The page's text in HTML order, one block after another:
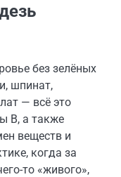
без зелёных
шпинат,
— всё это
B, а также
веществ и
когда за
то «живого»,